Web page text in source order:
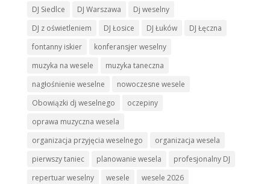
DJ Siedlce
DJ Warszawa
Dj weselny
DJ z oświetleniem
DJ Łosice DJ Łuków
DJ Łęczna
fontanny iskier
konferansjer weselny
muzyka na wesele
muzyka taneczna
nagłośnienie weselne
nowoczesne wesele
Obowiązki dj weselnego
oczepiny
oprawa muzyczna wesela
organizacja przyjęcia weselnego
organizacja wesela
pierwszy taniec
planowanie wesela
profesjonalny DJ
repertuar weselny
wesele
wesele 2026